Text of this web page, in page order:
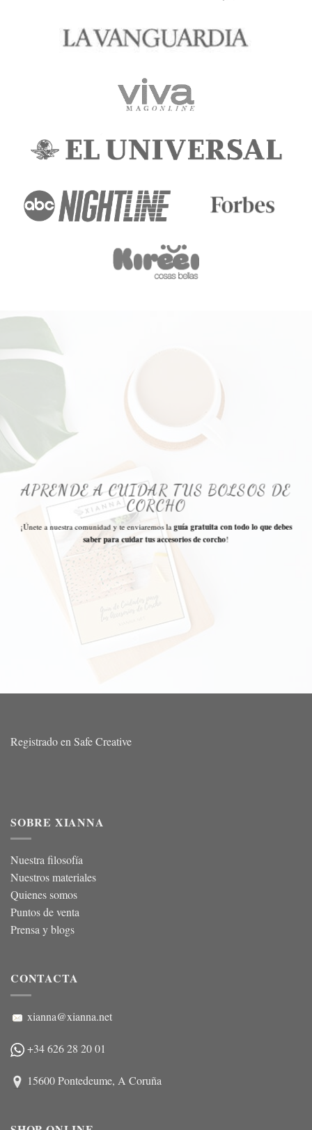
APRENDE A CUIDAR TUS BOLSOS DE
CORCHO
¡Únete a nuestra comunidad y te enviaremos la guía gratuita con todo lo que debes
saber para cuidar tus accesorios de corcho!
Registrado en Safe Creative
SOBRE XIANNA
Nuestra filosofía
Nuestros materiales
Quienes somos
Puntos de venta
Prensa y blogs
CONTACTA
xianna@xianna.net
+34 626 28 20 01
15600 Pontedeume, A Coruña